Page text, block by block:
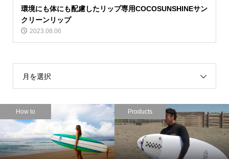
環境にも体にも配慮したリップ専用COCOSUNSHINEサン
クリーンリップ
2023.08.06
月を選択
How to Products